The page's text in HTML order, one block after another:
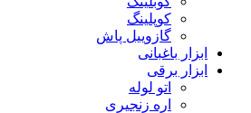
کوپلینگ
گازوییل پاش
ابزار باغبانی
ابزار برقی
اتو لوله
اره زنجیری